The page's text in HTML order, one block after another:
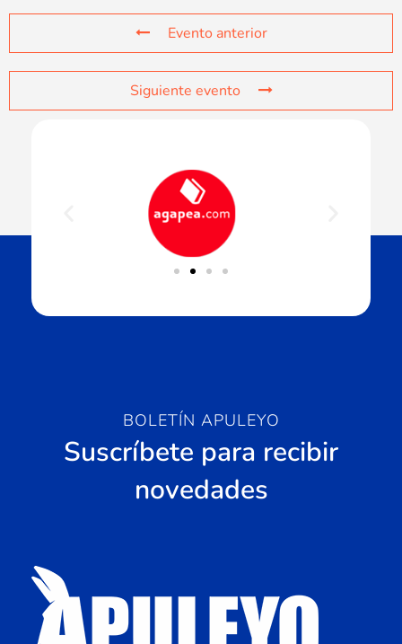
Evento anterior
Siguiente evento
BOLETÍN APULEYO
Suscríbete para recibir
novedades